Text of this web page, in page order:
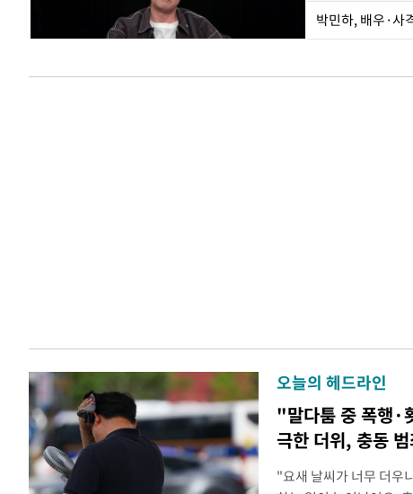
박민하, 배우·사
오늘의 헤드라인
"말다툼 중 폭행·
극한 더위, 충동
"요새 날씨가 너무 더우